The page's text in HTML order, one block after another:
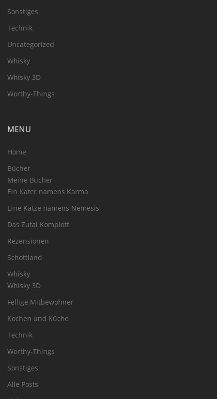
Sonstiges
Technik
Uncategorized
Whisky
Whisky 3D
Worthy-Things
MENU
Home
Bücher
Meine Bücher
Ein Kater namens Karma
Eine Katze namens Nemesis
Das Zutai Komplott
Rezensionen
Schottland
Whisky
Whisky 3D
Fellige Mitbewohner
Kochen und Küche
Technik
Worthy-Things
Sonstiges
Alle Posts